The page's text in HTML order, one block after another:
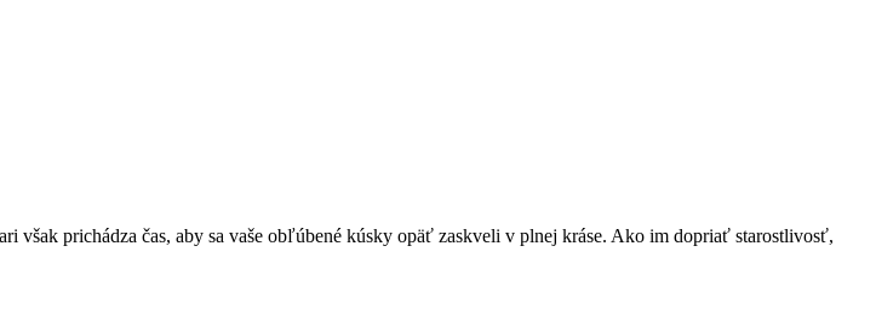
však prichádza čas, aby sa vaše obľúbené kúsky opäť zaskveli v plnej kráse. Ako im dopriať starostlivosť,